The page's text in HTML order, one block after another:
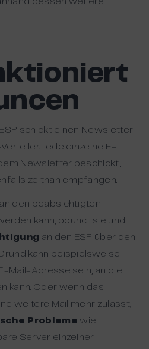
schickt einen Newsletter
Jede einzelne E-
Newsletter beschickt,
zeitnah empfangen.
den beabsichtigten
kann, bounct sie und
an den ESP über den
kann beispielsweise
Mail-Adresse sein, an die
kann. Oder wenn das
weitere Mail mehr zulässt,
Probleme wie
Server einzelner